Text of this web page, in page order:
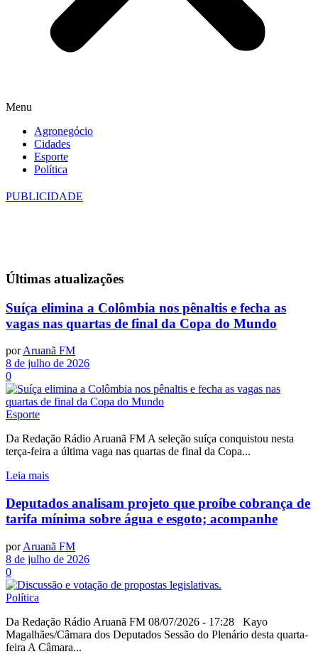
Menu
Agronegócio
Cidades
Esporte
Política
PUBLICIDADE
Últimas atualizações
Suíça elimina a Colômbia nos pênaltis e fecha as
vagas nas quartas de final da Copa do Mundo
porAruanã FM
8 de julho de 2026
0
Esporte
Da Redação Rádio Aruanã FM A seleção suíça conquistou nesta
terça-feira a última vaga nas quartas de final da Copa...
Leia mais
Deputados analisam projeto que proíbe cobrança de
tarifa mínima sobre água e esgoto; acompanhe
por Aruanã FM
8 de julho de 2026
0
Política
Da Redação Rádio Aruanã FM 08/07/2026 - 17:28 Kayo
Magalhães/Câmara dos Deputados Sessão do Plenário desta quarta-
feira A Câmara...